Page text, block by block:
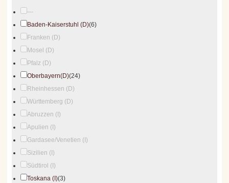
---
Baden-Kaiserstuhl (D)(6)
Franken (D)
Mosel (D)
Pfalz (D)
Oberbayern(D)(24)
Rheinhessen (D)
Württemberg (D)
Abruzzen (I)
Apulien (I)
Gardasee/Venetien (I)
Sizilien (I)
Südtirol (I)
Toskana (I)(3)